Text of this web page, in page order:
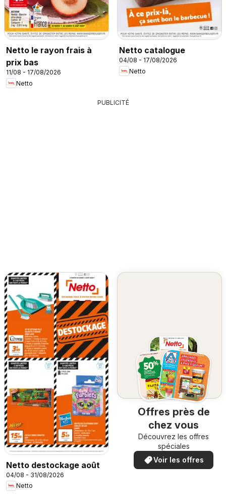
Netto le rayon frais à
prix bas
11/08 - 17/08/2026
Netto
Netto catalogue
04/08 - 17/08/2026
Netto
PUBLICITÉ
Netto destockage août
04/08 - 31/08/2026
Netto
Offres près de
chez vous
Découvrez les offres
spéciales
Voir les offres